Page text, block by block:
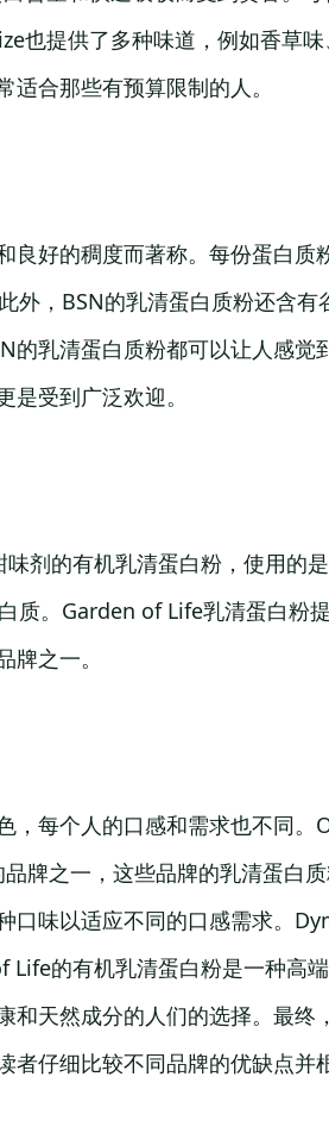
也提供了多种味道，例如香草
合那些有预算限制的人。
良好的稠度而著称。每份蛋白质
外，BSN的乳清蛋白质粉还含有
的乳清蛋白质粉都可以让人感觉
受到广泛欢迎。
剂的有机乳清蛋白粉，使用的
质。Garden of Life乳清蛋白粉
之一。
，每个人的口感和需求也不同
牌之一，这些品牌的乳清蛋白
口味以适应不同的口感需求。
的有机乳清蛋白粉是一种高
和天然成分的人们的选择。最终
仔细比较不同品牌的优缺点并